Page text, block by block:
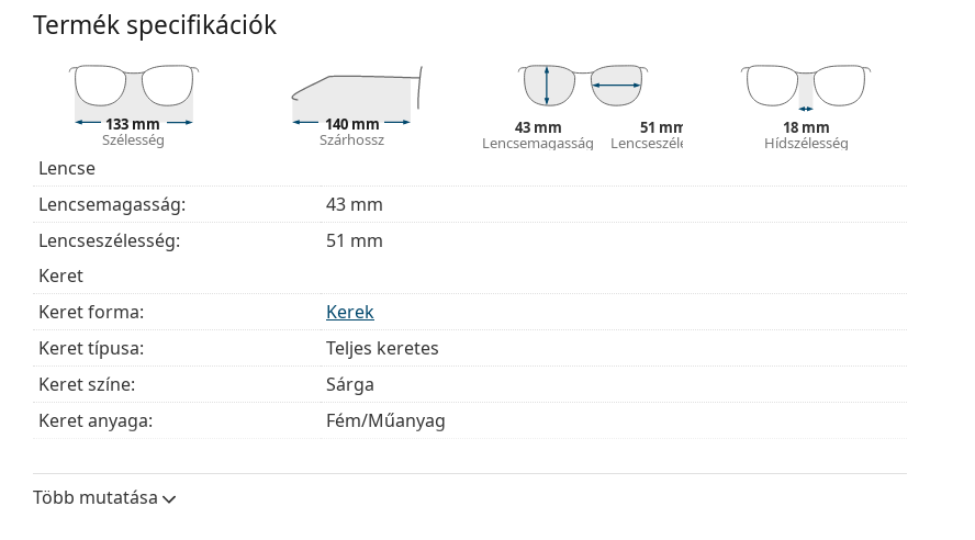
A szemüveget eredeti tokjában szállítjuk. A tok színe és kialakítása eltérő lehet.
A mellékelt kendő ideális a szemüvegek tisztítására és ápolására. Egyes modellekhez kendő helyett
szövetzsák is tartozhat.
Fedezze fel a teljes
kínálatot, hogy további stílusokat találjon, vagy nézze meg
szemüveg
útmutatónkat, ha segítségre van szüksége a választáshoz.
Ez orvostechnikai eszköz. Használat előtt olvasd el a használati útmutatót.
Termék specifikációk
133 mm
Szélesség
140 mm
Szárhossz
43 mm
Lencsemagasság
51 mm
Lencseszélesség
18 mm
Hídszélesség
Lencse
Lencsemagasság:
43 mm
Lencseszélesség:
51 mm
Keret
Keret forma:
Kerek
Keret típusa:
Teljes keretes
Keret színe:
Sárga
Keret anyaga:
Fém/Műanyag
Szélesség:
Több mutatása